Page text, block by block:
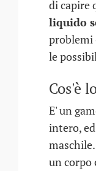
di capire
liquido
problemi
le
Cos'è
E' un
intero,
un corpo